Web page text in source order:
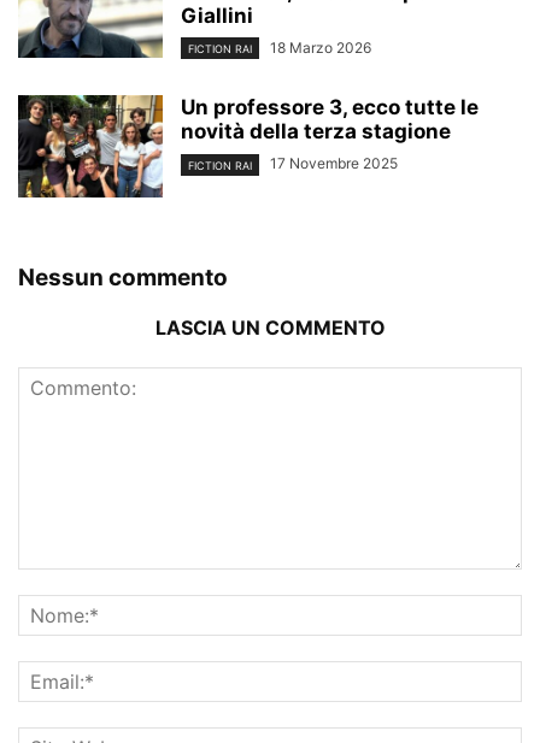
Giallini
FICTION RAI 18 Marzo 2026
Un professore 3, ecco tutte le
novità della terza stagione
FICTION RAI 17 Novembre 2025
Nessun commento
LASCIA UN COMMENTO